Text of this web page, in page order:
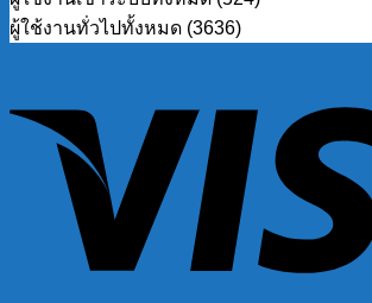
ผู้ใช้งานทั่วไปทั้งหมด (3636)